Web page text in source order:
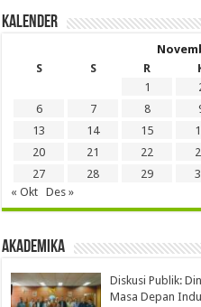
Kalender
S
S R
1
6
7 8
13
14 15
20
21 22
27
28 29
« Okt
Des »
Akademika
Diskusi Publik:
Masa Depan